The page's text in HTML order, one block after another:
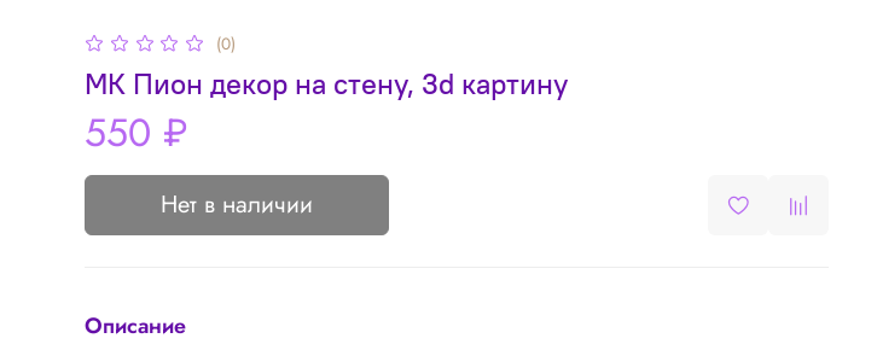
(0)
МК Пион декор на стену, 3d картину
550 ₽
Нет в наличии
Описание